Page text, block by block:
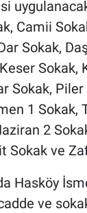
Camii
Sokak,
Sokak,
Sokak,
1 Sokak,
2
Sokak ve
Hasköy
ve